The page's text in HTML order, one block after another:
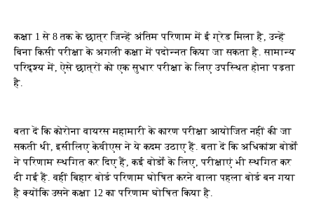
कक्षा 1 से 8 तक के छात्र जिन्हें अंतिम परिणाम में ई ग्रेड मिला है, उन्हें
बिना किसी परीक्षा के अगली कक्षा में पदोन्नत किया जा सकता है. सामान्य
परिदृश्य में, ऐसे छात्रों को एक सुधार परीक्षा के लिए उपस्थित होना पड़ता
है.
बता दें कि कोरोना वायरस महामारी के कारण परीक्षा आयोजित नहीं की जा
सकती थी, इसीलिए केवीएस ने ये कदम उठाए हैं. बता दें कि अधिकांश बोर्डों
ने परिणाम स्थगित कर दिए हैं, कई बोर्डों के लिए, परीक्षाएं भी स्थगित कर
दी गई हैं. वहीं बिहार बोर्ड परिणाम घोषित करने वाला पहला बोर्ड बन गया
है क्योंकि उसने कक्षा 12 का परिणाम घोषित किया है.